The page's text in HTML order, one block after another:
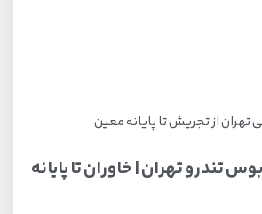
8 اتوبوس تندرو تهران | خاوران تا پایانه